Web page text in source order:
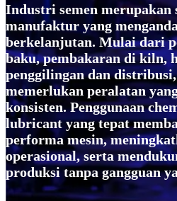
Industri semen merupakan
manufaktur yang
berkelanjutan. Mulai dari
baku, pembakaran di kiln,
penggilingan dan
memerlukan peralatan
konsisten. Penggunaan
lubricant yang tepat
performa mesin,
operasional, serta
produksi tanpa gangguan